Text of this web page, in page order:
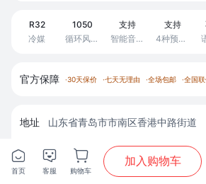

首页

分类

购物
R32
冷媒
1050
循环风量(m3/h)
支持
智能音箱-小度
支持
4种预设睡眠模式
官方保障 ·30天保价 ·七天无理由 ·全场包邮 ·全国
地址 山东省青岛市市南区香港中路街道
商城配送，预计 8月11日 送达

首页

客服

购物车
加入购物车